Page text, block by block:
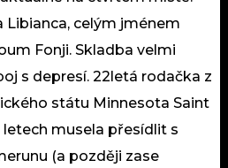
Libianca, celým jménem
Fonji. Skladba velmi
s depresí. 22letá rodačka z
státu Minnesota Saint
letech musela přesídlit s
(a později zase